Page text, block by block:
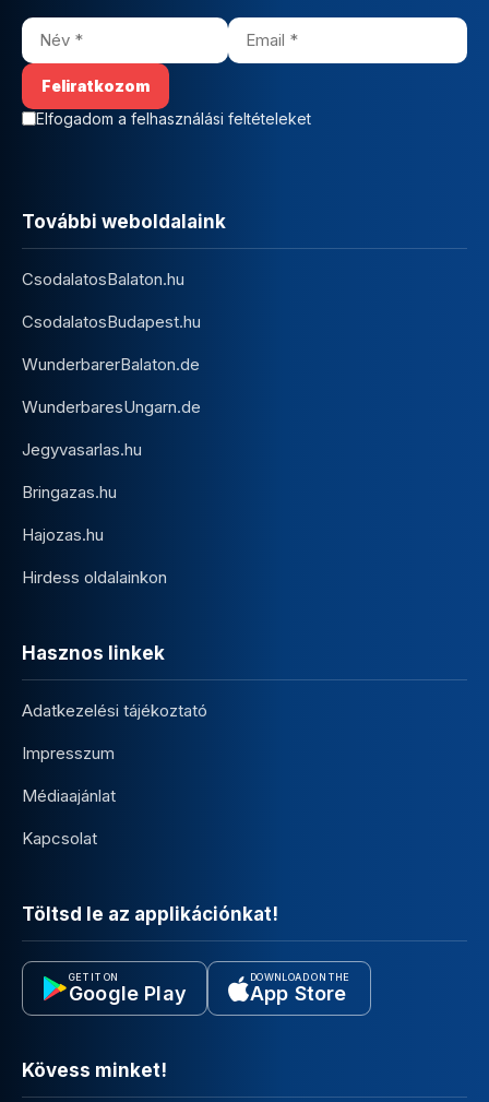
Elfogadom a felhasználási feltételeket
További weboldalaink
CsodalatosBalaton.hu
CsodalatosBudapest.hu
WunderbarerBalaton.de
WunderbaresUngarn.de
Jegyvasarlas.hu
Bringazas.hu
Hajozas.hu
Hirdess oldalainkon
Hasznos linkek
Adatkezelési tájékoztató
Impresszum
Médiaajánlat
Kapcsolat
Töltsd le az applikációnkat!
GET IT ON
Google Play
DOWNLOAD ON THE
App Store
Kövess minket!